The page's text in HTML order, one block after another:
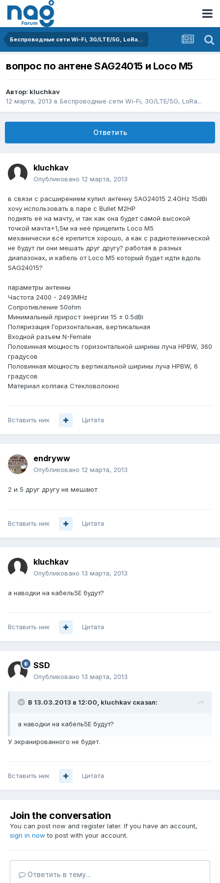
Беспроводные сети Wi-Fi, 3G/LTE/5G, LoRa...
вопрос по антене SAG24015 и Loco M5
Автор: kluchkav
12 марта, 2013 в Беспроводные сети Wi-Fi, 3G/LTE/5G, LoRa...
Ответить
kluchkav
Опубликовано 12 марта, 2013
в связи с расширением купил антенну SAG24015 2.4GHz 15dBi
хочу использовать в паре с Bullet M2HP
поднять её на мачту, и так как она будет самой высокой
точкой мачта+1,5м на неё прицепить Loco M5
механически всё крепится хорошо, а как с радиотехнической
не будут ли они мешать друг другу? работая в разных
диапазонах, и кабель от Loco M5 который будет идти вдоль
SAG24015?
параметры антенны
Частота 2400 - 2493MHz
Сопротивление 50ohm
Минимальный прирост энергии 15 ± 0.5dBi
Поляризация Горизонтальная, вертикальная
Входной разъем N-Female
Половинная мощность горизонтальной ширины луча HPBW, 360
градусов
Половинная мощность вертикальной ширины луча HPBW, 6
градусов
Материал колпака Стекловолокно
Вставить ник Цитата
endryww
Опубликовано 12 марта, 2013
2 и 5 друг другу не мешают
Вставить ник Цитата
kluchkav
Опубликовано 13 марта, 2013
а наводки на кабель5Е будут?
Вставить ник Цитата
SSD
Опубликовано 13 марта, 2013
В 13.03.2013 в 12:00, kluchkav сказал:
а наводки на кабель5Е будут?
У экранированного не будет.
Вставить ник Цитата
Join the conversation
You can post now and register later. If you have an account,
sign in now to post with your account.
Ответить в тему...